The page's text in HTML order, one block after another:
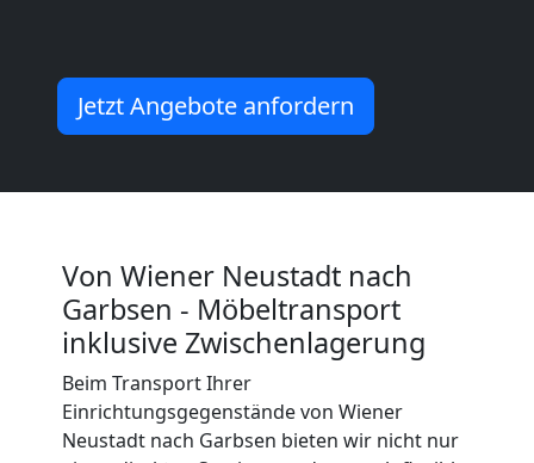
Jetzt Angebote anfordern
Von Wiener Neustadt nach
Garbsen - Möbeltransport
inklusive Zwischenlagerung
Beim Transport Ihrer
Einrichtungsgegenstände von Wiener
Neustadt nach Garbsen bieten wir nicht nur
Wiener
Wiener
Neustadt